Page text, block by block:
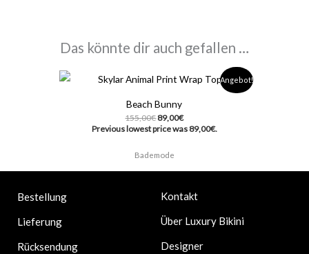
Das könnte dir auch gefallen …
Angebot!
Beach Bunny
155,00€
Ursprünglicher
Preis
155,00€
89,00€
Aktueller
Preis
Previous lowest price was 89,00€.
Bademode
Bestellung
Lieferung
Rücksendung
Kontakt
Über Luxury Bikini
Designer